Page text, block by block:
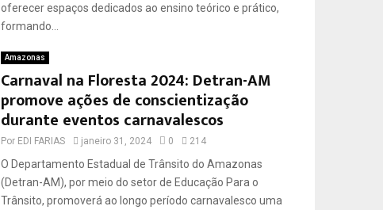
oferecer espaços dedicados ao ensino teórico e prático,
formando...
Amazonas
Carnaval na Floresta 2024: Detran-AM
promove ações de conscientização
durante eventos carnavalescos
Por EDI FARIAS janeiro 31, 2024 0 214
O Departamento Estadual de Trânsito do Amazonas
(Detran-AM), por meio do setor de Educação Para o
Trânsito, promoverá ao longo período carnavalesco uma